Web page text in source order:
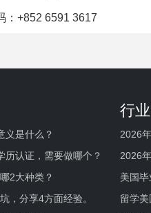
：+852 6591 3617
义是什么？
历认证，需要做哪个？
2大种类？
，分享4方面经验。
行
2026
2026
美国
留学